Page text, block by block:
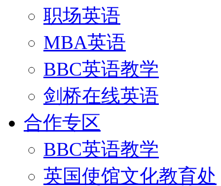
职场英语
MBA英语
BBC英语教学
剑桥在线英语
合作专区
BBC英语教学
英国使馆文化教育处